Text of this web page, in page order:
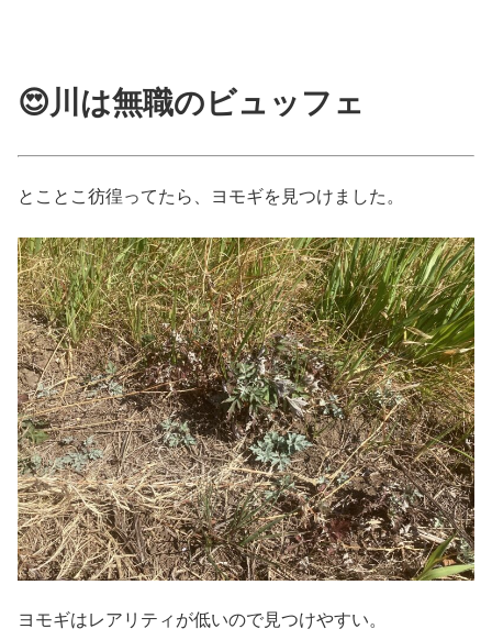
😍川は無職のビュッフェ
とことこ彷徨ってたら、ヨモギを見つけました。
ヨモギはレアリティが低いので見つけやすい。